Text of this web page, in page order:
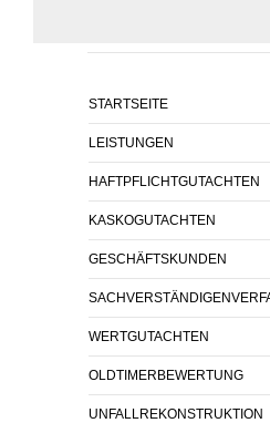
STARTSEITE
LEISTUNGEN
HAFTPFLICHTGUTACHTEN
KASKOGUTACHTEN
GESCHÄFTSKUNDEN
WERTGUTACHTEN
OLDTIMERBEWERTUNG
UNFALLREKONSTRUKTION